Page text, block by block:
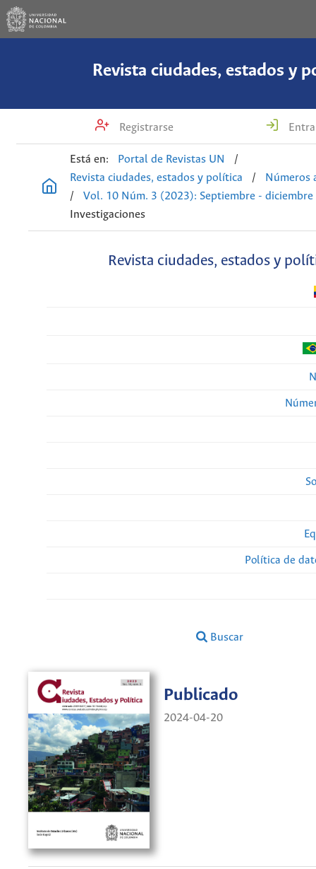
Revista ciudades, estados y
Registrarse
Está en: Portal de Revistas UN
/
Revista ciudades, estados y política
/
Números
/
Vol. 10 Núm. 3 (2023): Septiembre - diciembre
Investigaciones
Revista ciudades, estados y
Política de
Buscar
Publicado
2024-04-20